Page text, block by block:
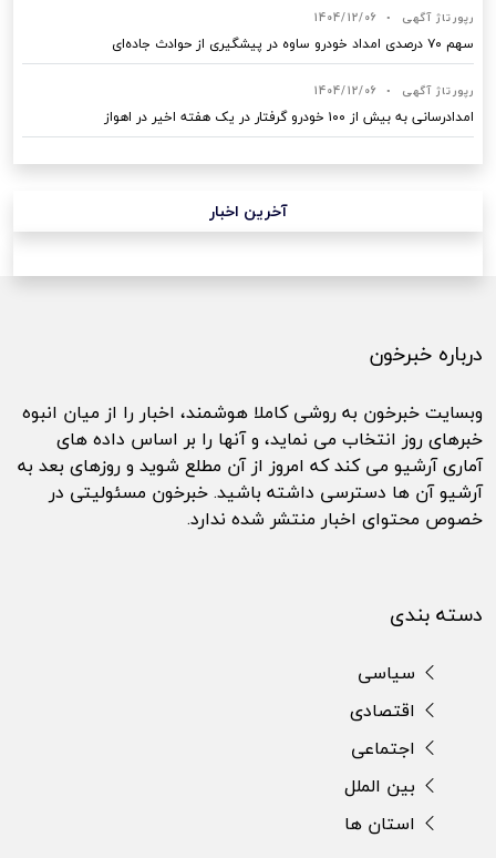
رپورتاژ آگهی •
1404/12/06
سهم ۷۰ درصدی امداد خودرو ساوه در پیشگیری از حوادث جاده‌ای
رپورتاژ آگهی •
1404/12/06
امدادرسانی به بیش از ۱۰۰ خودرو گرفتار در یک هفته اخیر در اهواز
آخرین اخبار
درباره خبرخون
وبسایت خبرخون به روشی کاملا هوشمند، اخبار را از میان انبوه
خبرهای روز انتخاب می نماید، و آنها را بر اساس داده های
آماری آرشیو می کند که امروز از آن مطلع شوید و روزهای بعد به
آرشیو آن ها دسترسی داشته باشید. خبرخون مسئولیتی در
خصوص محتوای اخبار منتشر شده ندارد.
دسته بندی
سیاسی
اقتصادی
اجتماعی
بین الملل
استان ها